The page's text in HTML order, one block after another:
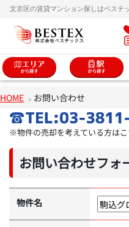
文京区の賃貸マンション探しはベステ
HOME お問い合わせ
※物件の売却を考えている方はこ
お問い合わせフォ
物件名